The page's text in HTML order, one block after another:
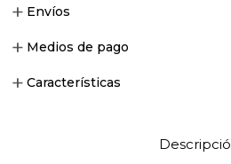
Envíos
Medios de pago
Características